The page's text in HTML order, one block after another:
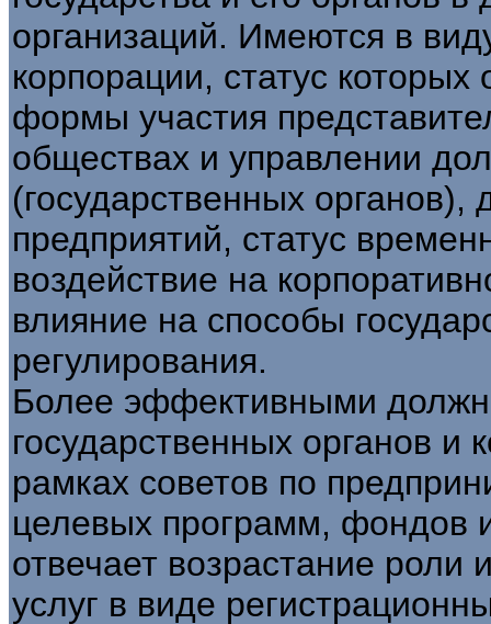
организаций. Имеются в
корпорации, статус
формы участия
обществах и управлении
(государственных органов),
предприятий, статус
воздействие на
влияние на способы
регулирования.
Более эффективными
государственных органов и
рамках советов по
целевых программ, фондов
отвечает возрастание роли
услуг в виде